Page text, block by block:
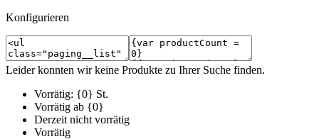
Konfigurieren
Leider konnten wir keine Produkte zu Ihrer Suche finden.
Vorrätig: {0} St.
Vorrätig ab {0}
Derzeit nicht vorrätig
Vorrätig